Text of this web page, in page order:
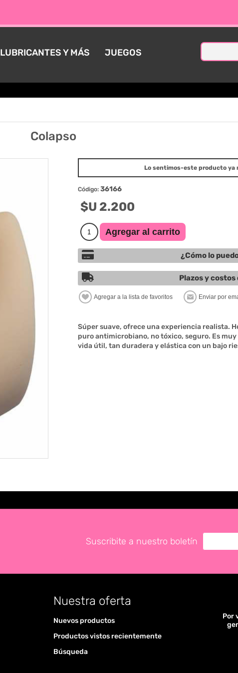
LUBRICANTES Y MÁS JUEGOS
Colapso
Lo sentimos-este producto ya
Código: 36166
$U 2.200
¿Cómo lo
Plazos y costos
Súper suave, ofrece una experiencia realista.
puro antimicrobiano, no tóxico, seguro. Es
vida útil, tan duradera y elástica con un bajo
Suscribite a nuestro boletín
Nuestra oferta
Nuevos productos
Productos vistos recientemente
Búsqueda
Por